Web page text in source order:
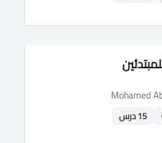
15 درس